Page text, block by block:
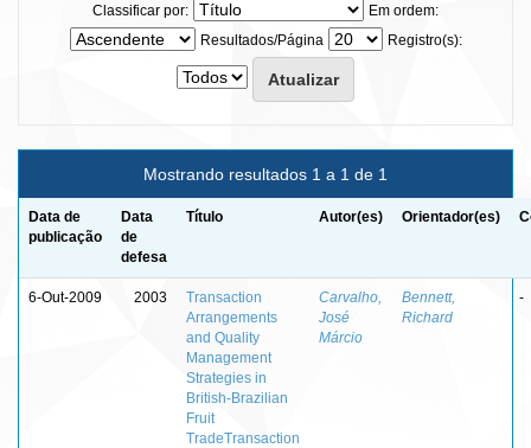
Classificar por:
Em ordem:
Resultados/Página
Registro(s):
Mostrando resultados 1 a 1 de 1
Data de
publicação
Data
de
defesa
Título Autor(es) Orientador(es)
6-Out-2009 2003
Transaction
Arrangements
and Quality
Management
Strategies in
British-Brazilian
Fruit
TradeTransaction
Carvalho,
José
Márcio
Bennett,
Richard
-